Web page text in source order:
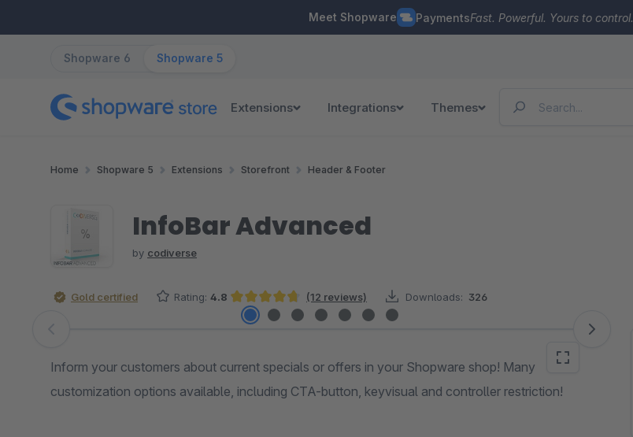
Meet Shopware PaymentsFast. Powerful. Yours to control.
Shopware 6 Shopware 5
Extensions Integrations Themes
Home Shopware 5 Extensions Storefront Header & Footer
InfoBar Advanced
by codiverse
Gold certified Rating: 4.8
Average rating of 4.79 out of 5 stars
(12 reviews) Downloads: 326
Skip image gallery
Inform your customers about current specials or offers in your Shopware shop! Many
customization options available, including CTA-button, keyvisual and controller restriction!